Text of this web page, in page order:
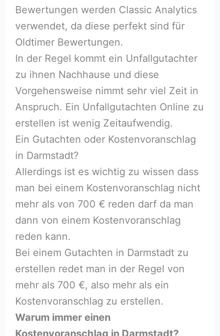
Bewertungen werden Classic Analytics
verwendet, da diese perfekt sind für
Oldtimer Bewertungen.
In der Regel kommt ein Unfallgutachter
zu ihnen Nachhause und diese
Vorgehensweise nimmt sehr viel Zeit in
Anspruch. Ein Unfallgutachten Online zu
erstellen ist wenig Zeitaufwendig.
Ein Gutachten oder Kostenvoranschlag
in Darmstadt?
Allerdings ist es wichtig zu wissen dass
man bei einem Kostenvoranschlag nicht
mehr als von 700 € reden darf da man
dann von einem Kostenvoranschlag
reden kann.
Bei einem Gutachten in Darmstadt zu
erstellen redet man in der Regel von
mehr als 700 €, also mehr als ein
Kostenvoranschlag zu erstellen.
Warum immer einen
Kostenvoranschlag in Darmstadt?